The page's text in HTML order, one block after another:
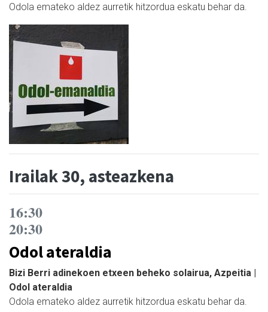
Odola emateko aldez aurretik hitzordua eskatu behar da.
Irailak 30, asteazkena
16:30
20:30
Odol ateraldia
Bizi Berri adinekoen etxeen beheko solairua, Azpeitia |
Odol ateraldia
Odola emateko aldez aurretik hitzordua eskatu behar da.